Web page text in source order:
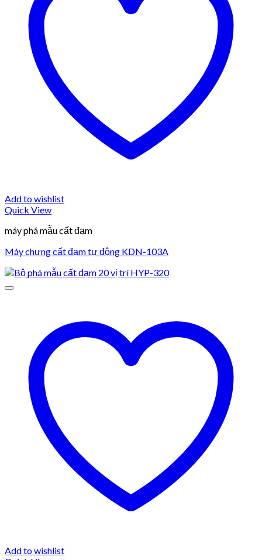
Add to wishlist
Quick View
máy phá mẫu cất đạm
Máy chưng cất đạm tự động KDN-103A
Add to wishlist